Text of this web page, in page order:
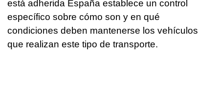
está adherida España establece un control
específico sobre cómo son y en qué
condiciones deben mantenerse los vehículos
que realizan este tipo de transporte.